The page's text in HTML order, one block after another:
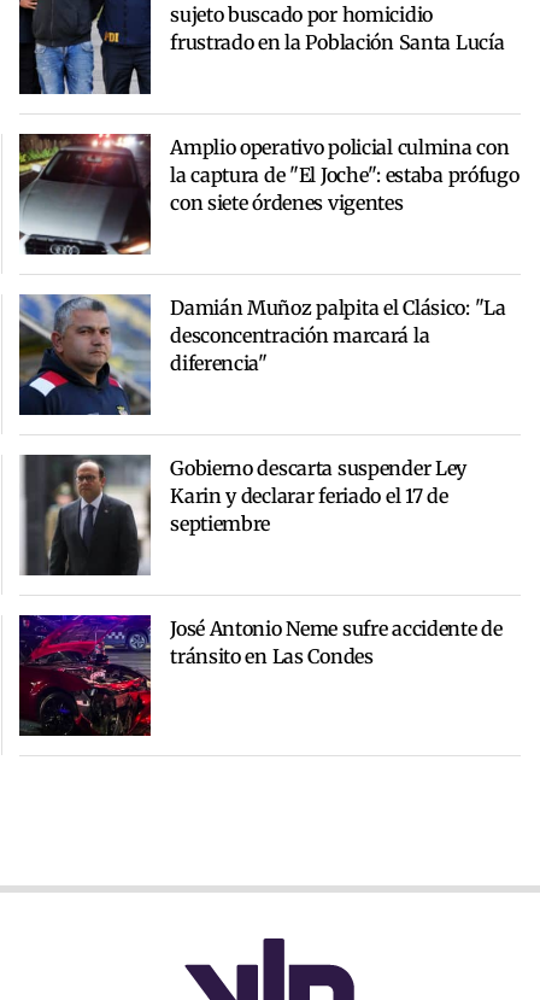
sujeto buscado por homicidio
frustrado en la Población Santa Lucía
Amplio operativo policial culmina con
la captura de "El Joche": estaba prófugo
con siete órdenes vigentes
Damián Muñoz palpita el Clásico: "La
desconcentración marcará la
diferencia"
Gobierno descarta suspender Ley
Karin y declarar feriado el 17 de
septiembre
José Antonio Neme sufre accidente de
tránsito en Las Condes